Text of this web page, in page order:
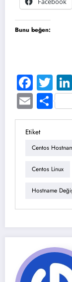
Bunu beğen:
Email
Etiket
Centos
Centos Linux
Hostname